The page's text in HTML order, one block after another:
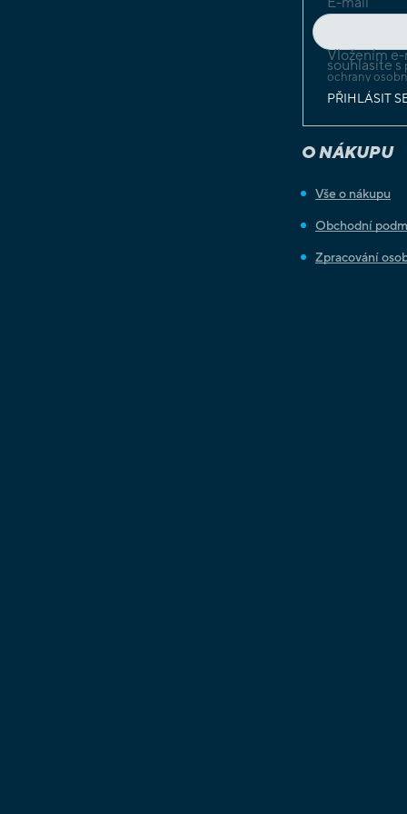
Vložením
souhlasíte s
ochrany
PŘIHLÁSIT
O NÁKUPU
Vše o nákupu
Obchodní
Zpracování